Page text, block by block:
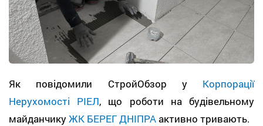
Як повідомили СтройОбзор у Корпорації
Нерухомості РІЕЛ, що роботи на будівельному
майданчикуЖК БЕРЕГ ДНІПРА активно тривають.